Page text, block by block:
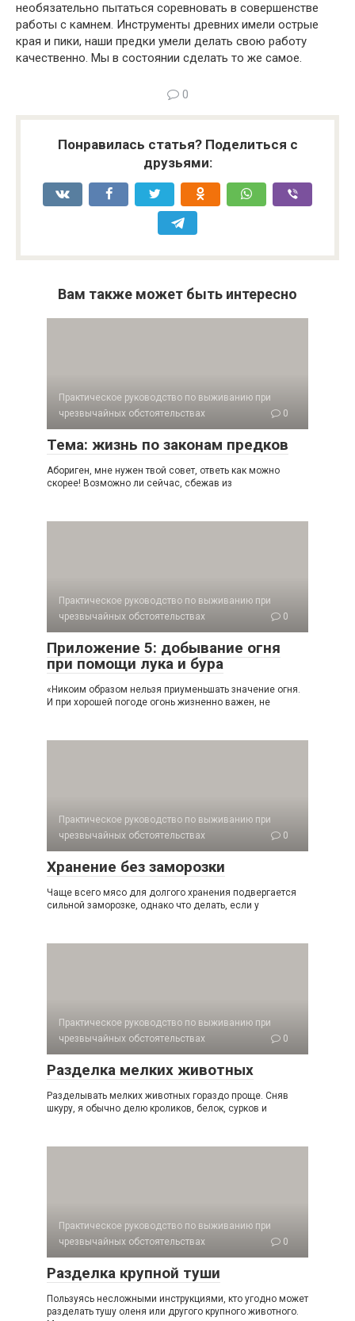
необязательно пытаться соревновать в совершенстве
работы с камнем. Инструменты древних имели острые
края и пики, наши предки умели делать свою работу
качественно. Мы в состоянии сделать то же самое.
0
Понравилась статья? Поделиться с
друзьями:
Вам также может быть интересно
Практическое руководство по выживанию при
чрезвычайных обстоятельствах
0
Тема: жизнь по законам предков
Абориген, мне нужен твой совет, ответь как можно
скорее! Возможно ли сейчас, сбежав из
Практическое руководство по выживанию при
чрезвычайных обстоятельствах
0
Приложение 5: добывание огня
при помощи лука и бура
«Никоим образом нельзя приуменьшать значение огня.
И при хорошей погоде огонь жизненно важен, не
Практическое руководство по выживанию при
чрезвычайных обстоятельствах
0
Хранение без заморозки
Чаще всего мясо для долгого хранения подвергается
сильной замо­розке, однако что делать, если у
Практическое руководство по выживанию при
чрезвычайных обстоятельствах
0
Разделка мелких животных
Разделывать мелких животных гораздо проще. Сняв
шкуру, я обычно делю кроликов, белок, сурков и
Практическое руководство по выживанию при
чрезвычайных обстоятельствах
0
Разделка крупной туши
Пользуясь несложными инструкциями, кто угодно может
разделать тушу оленя или другого крупного животного.